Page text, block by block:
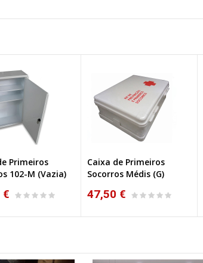
Primeiros
102-M (Vazia)
€
Caixa de Primeiros
Socorros Médis (G)
47,50 €